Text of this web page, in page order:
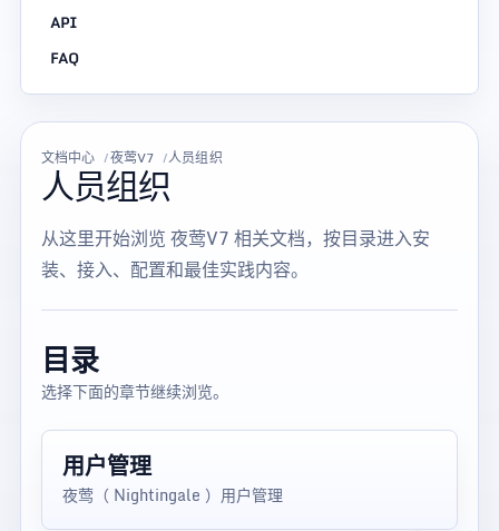
API
FAQ
文档中心 夜莺V7 人员组织
人员组织
从这里开始浏览 夜莺V7 相关文档，按目录进入安
装、接入、配置和最佳实践内容。
目录
选择下面的章节继续浏览。
用户管理
夜莺（ Nightingale ）用户管理